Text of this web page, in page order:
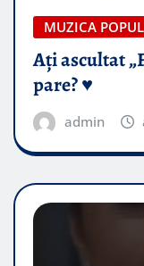
MUZICA
Ați ascultat
pare? ♥️
admin